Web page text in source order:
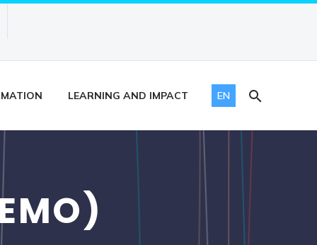
LEARNING AND IMPACT EN